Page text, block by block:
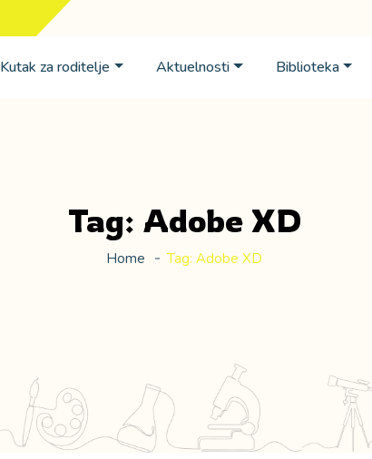
Kutak za roditelje Aktuelnosti Biblioteka
Tag: Adobe XD
Home Tag: Adobe XD